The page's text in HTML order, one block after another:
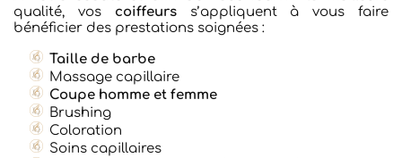
qualité, vos coiffeurss’appliquent à vous faire
bénéficier des prestations soignées :
Taille de barbe
Massage capillaire
Coupe homme et femme
Brushing
Coloration
Soins capillaires